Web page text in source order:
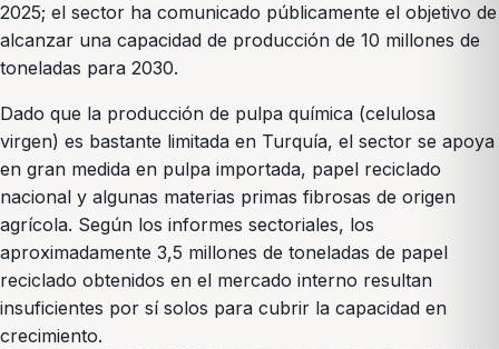
2025; el sector ha comunicado públicamente el objetivo de
alcanzar una capacidad de producción de 10 millones de
toneladas para 2030.
Dado que la producción de pulpa química (celulosa
virgen) es bastante limitada en Turquía, el sector se apoya
en gran medida en pulpa importada, papel reciclado
nacional y algunas materias primas fibrosas de origen
agrícola. Según los informes sectoriales, los
aproximadamente 3,5 millones de toneladas de papel
reciclado obtenidos en el mercado interno resultan
insuficientes por sí solos para cubrir la capacidad en
crecimiento.